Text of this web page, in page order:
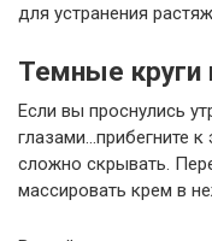
для устранения
Темные круги
Если вы проснулись
глазами…прибегните
сложно скрывать.
массировать крем в